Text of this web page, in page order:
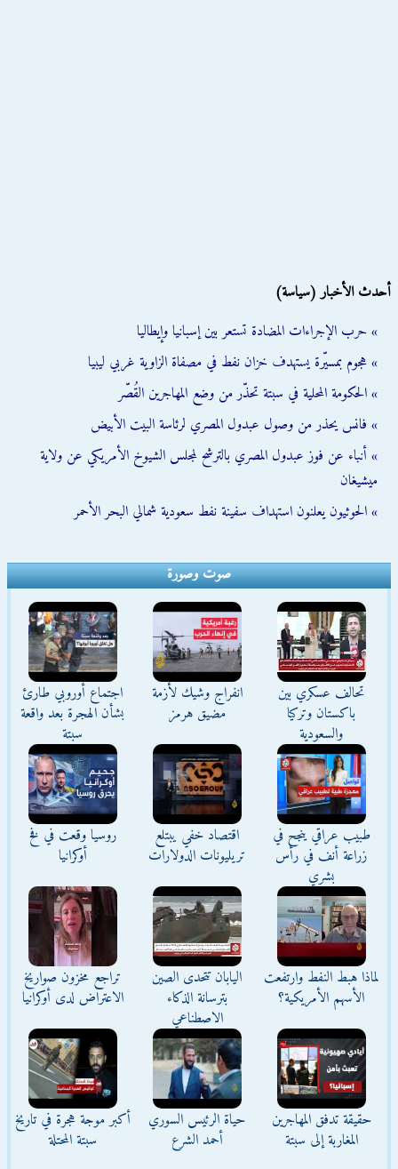
أحدث الأخبار (سياسة)
» حرب الإجراءات المضادة تستعر بين إسبانيا وإيطاليا
» هجوم بمسيّرة يستهدف خزان نفط في مصفاة الزاوية غربي ليبيا
» الحكومة المحلية في سبتة تحذّر من وضع المهاجرين القُصّر
» فانس يحذر من وصول عبدول المصري لرئاسة البيت الأبيض
» أنباء عن فوز عبدول المصري بالترشح لمجلس الشيوخ الأمريكي عن ولاية
ميشيغان
» الحوثيون يعلنون استهداف سفينة نفط سعودية شمالي البحر الأحمر
صوت وصورة
تحالف عسكري بين
باكستان وتركيا
والسعودية
انفراج وشيك لأزمة
مضيق هرمز
اجتماع أوروبي طارئ
بشأن الهجرة بعد واقعة
سبتة
طبيب عراقي ينجح في
زراعة أنف في رأس
بشري
اقتصاد خفي يبتلع
تريليونات الدولارات
روسيا وقعت في فخ
أوكرانيا
لماذا هبط النفط وارتفعت
الأسهم الأمريكية؟
اليابان تتحدى الصين
بترسانة الذكاء
الاصطناعي
تراجع مخزون صواريخ
الاعتراض لدى أوكرانيا
حقيقة تدفق المهاجرين
المغاربة إلى سبتة
حياة الرئيس السوري
أحمد الشرع
أكبر موجة هجرة في تاريخ
سبتة المحتلة